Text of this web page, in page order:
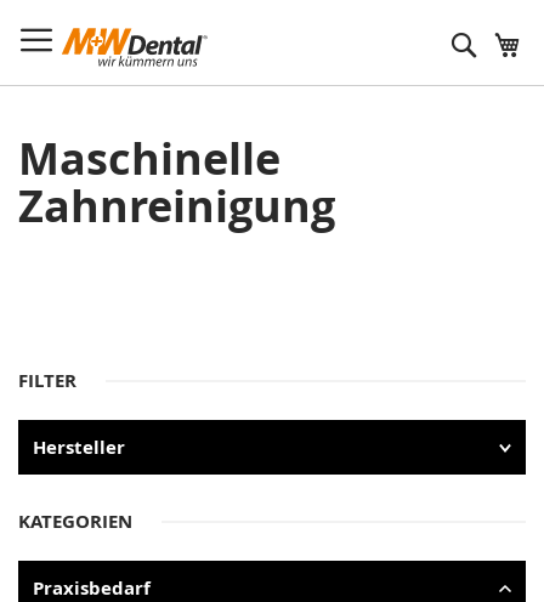
Suche
Maschinelle
Zahnreinigung
FILTER
Hersteller
KATEGORIEN
Praxisbedarf